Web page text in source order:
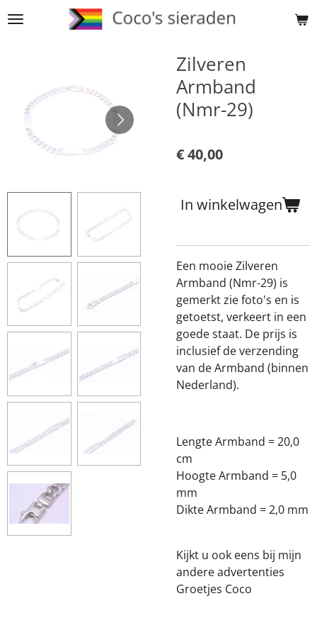
Ga
Zilveren
Armband
(Nmr-29)
€ 40,00
In winkelwagen
Een mooie Zilveren
Armband (Nmr-29) is
gemerkt zie foto's en is
getoetst, verkeert in een
goede staat. De prijs is
inclusief de verzending
van de Armband (binnen
Nederland).
Lengte Armband = 20,0
cm
Hoogte Armband = 5,0
mm
Dikte Armband = 2,0 mm
Kijkt u ook eens bij mijn
andere advertenties
Groetjes Coco